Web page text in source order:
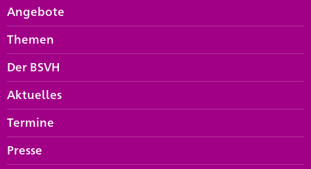
Angebote
Themen
Der BSVH
Aktuelles
Termine
Presse